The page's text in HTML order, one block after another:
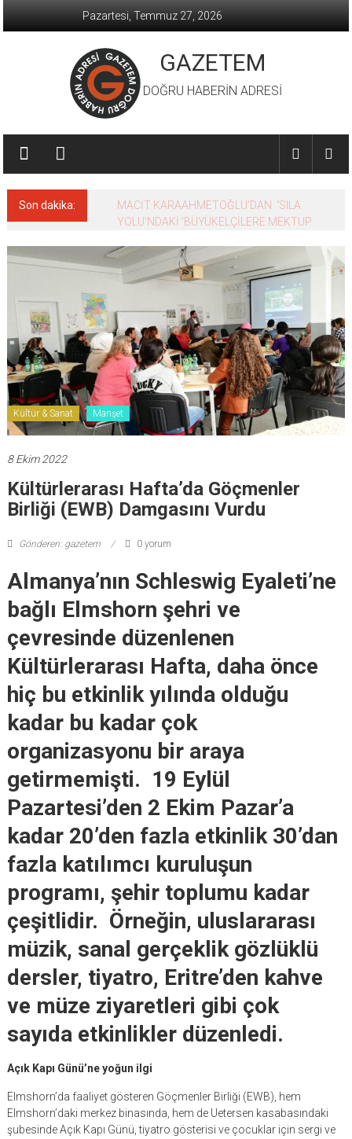
Pazartesi, Temmuz 27, 2026
GAZETEM
DOĞRU HABERİN ADRESİ
Son dakika:
MACİT KARAAHMETOĞLU’DAN ‘SILA
YOLU’NDAKİ ’BÜYÜKELÇİLERE MEKTUP
Kültür & Sanat Manşet
8 Ekim 2022
Kültürlerarası Hafta’da Göçmenler
Birliği (EWB) Damgasını Vurdu
Gönderen: gazetem 0 yorum
Almanya’nın Schleswig Eyaleti’ne
bağlı Elmshorn şehri ve
çevresinde düzenlenen
Kültürlerarası Hafta, daha önce
hiç bu etkinlik yılında olduğu
kadar bu kadar çok
organizasyonu bir araya
getirmemişti. 19 Eylül
Pazartesi’den 2 Ekim Pazar’a
kadar 20’den fazla etkinlik 30’dan
fazla katılımcı kuruluşun
programı, şehir toplumu kadar
çeşitlidir. Örneğin, uluslararası
müzik, sanal gerçeklik gözlüklü
dersler, tiyatro, Eritre’den kahve
ve müze ziyaretleri gibi çok
sayıda etkinlikler düzenledi.
Açık Kapı Günü’ne yoğun ilgi
Elmshorn’da faaliyet gösteren Göçmenler Birliği (EWB), hem
Elmshorn’daki merkez binasında, hem de Uetersen kasabasındaki
şubesinde Açık Kapı Günü, tiyatro gösterisi ve çocuklar için sergi ve